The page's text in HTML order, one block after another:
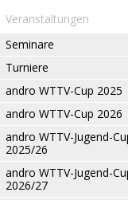
Veranstaltungen
Seminare
Turniere
andro WTTV-Cup 2025
andro WTTV-Cup 2026
andro WTTV-Jugend-
2025/26
andro WTTV-Jugend-
2026/27